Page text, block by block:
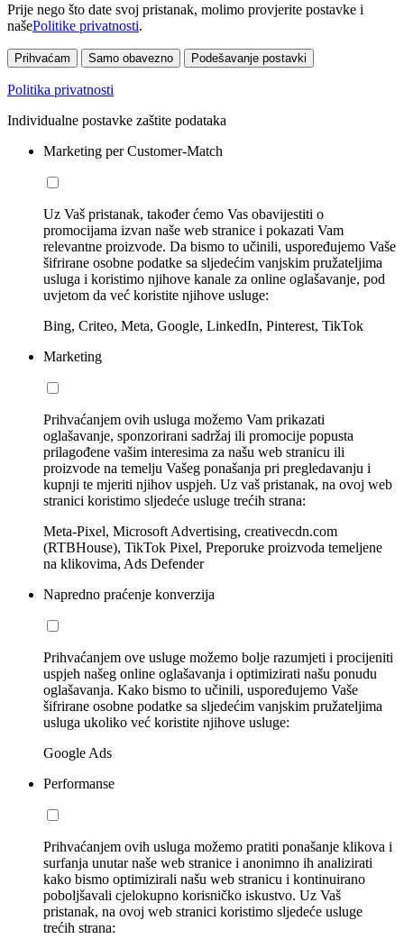
Prije nego što date svoj pristanak, molimo provjerite postavke i
našePolitike privatnosti.
Prihvaćam Samo obavezno Podešavanje postavki
Politika privatnosti
Individualne postavke zaštite podataka
Marketing per Customer-Match
Uz Vaš pristanak, također ćemo Vas obavijestiti o
promocijama izvan naše web stranice i pokazati Vam
relevantne proizvode. Da bismo to učinili, uspoređujemo Vaše
šifrirane osobne podatke sa sljedećim vanjskim pružateljima
usluga i koristimo njihove kanale za online oglašavanje, pod
uvjetom da već koristite njihove usluge:
Bing, Criteo, Meta, Google, LinkedIn, Pinterest, TikTok
Marketing
Prihvaćanjem ovih usluga možemo Vam prikazati
oglašavanje, sponzorirani sadržaj ili promocije popusta
prilagođene vašim interesima za našu web stranicu ili
proizvode na temelju Vašeg ponašanja pri pregledavanju i
kupnji te mjeriti njihov uspjeh. Uz vaš pristanak, na ovoj web
stranici koristimo sljedeće usluge trećih strana:
Meta-Pixel, Microsoft Advertising, creativecdn.com
(RTBHouse), TikTok Pixel, Preporuke proizvoda temeljene
na klikovima, Ads Defender
Napredno praćenje konverzija
Prihvaćanjem ove usluge možemo bolje razumjeti i procijeniti
uspjeh našeg online oglašavanja i optimizirati našu ponudu
oglašavanja. Kako bismo to učinili, uspoređujemo Vaše
šifrirane osobne podatke sa sljedećim vanjskim pružateljima
usluga ukoliko već koristite njihove usluge:
Google Ads
Performanse
Prihvaćanjem ovih usluga možemo pratiti ponašanje klikova i
surfanja unutar naše web stranice i anonimno ih analizirati
kako bismo optimizirali našu web stranicu i kontinuirano
poboljšavali cjelokupno korisničko iskustvo. Uz Vaš
pristanak, na ovoj web stranici koristimo sljedeće usluge
trećih strana: